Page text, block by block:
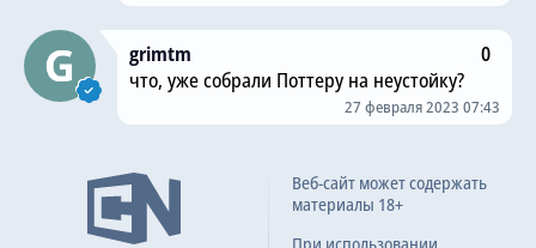
grimtm
0
что, уже собрали Поттеру на неустойку?
27 февраля 2023 07:43
Веб-сайт может содержать
материалы 18+
При использовании